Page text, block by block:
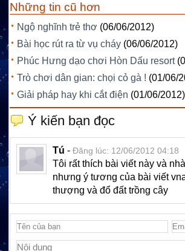
Những tin cũ hơn
Ngộ nghĩnh trẻ thơ (06/06/2012)
Bài học rút ra từ vụ cháy (06/06/2012)
Phúc Hưng dạo chơi Hòn Dấu resort
Trò chơi dân gian: chọi cỏ gà ! (01/06/
Giải pháp hay khi cắt điện (01/06/2012)
Ý kiến bạn đọc
Tú - Đăng lúc: 12/06/2012 04:18
Tôi rất thích bài viết này và
nhưng ý tương của bài viết
thượng và đổ đất trồng cây